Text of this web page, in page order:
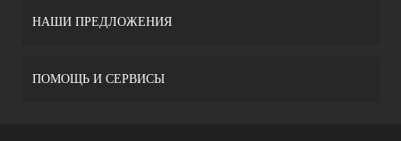
НАШИ ПРЕДЛОЖЕНИЯ
ПОМОЩЬ И СЕРВИСЫ